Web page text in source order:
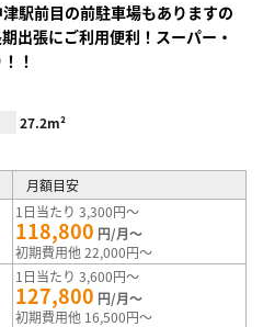
駅前目の前駐車場もありますの
出張にご利用便利！スーパー・
！
27.2m²
月額目安
1日当たり 3,300円～
118,800 円/月～
初期費用他 22,000円～
1日当たり 3,600円～
127,800 円/月～
初期費用他 16,500円～